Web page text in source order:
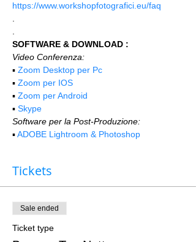
https://www.workshopfotografici.eu/faq
SOFTWARE & DOWNLOAD :
Video Conferenza:
▪️ Zoom Desktop per Pc
▪️ Zoom per IOS
▪️ Zoom per Android
▪️ Skype
Software per la Post-Produzione:
▪️ ADOBE Lightroom & Photoshop
Tickets
Sale ended
Ticket type